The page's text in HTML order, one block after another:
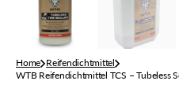
Home Reifendichtmittel
WTB Reifendichtmittel TCS – Tubeless